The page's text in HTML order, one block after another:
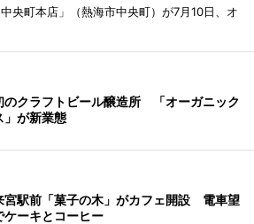
央町本店」（熱海市中央町）が7月10日、オ
のクラフトビール醸造所 「オーガニック
」が新業態
宮駅前「菓子の木」がカフェ開設 電車望
ケーキとコーヒー